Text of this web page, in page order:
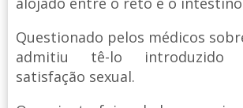
Questionado pelos médicos
admitiu tê-lo introduzido
satisfação sexual.